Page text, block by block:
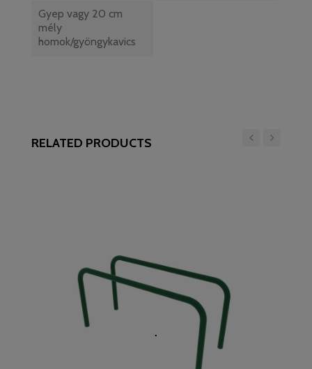
Gyep vagy 20 cm
mély
homok/gyöngykavics
RELATED PRODUCTS